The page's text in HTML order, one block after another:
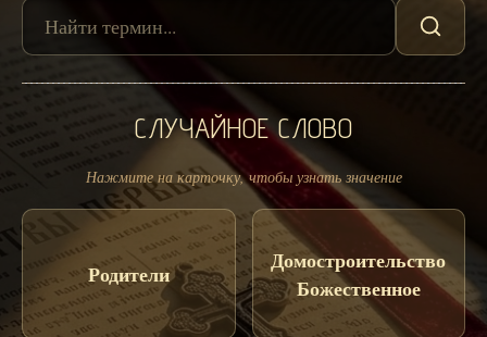
СЛУЧАЙНОЕ СЛОВО
Нажмите на карточку, чтобы узнать значение
Родители
Домостроительство
Божественное